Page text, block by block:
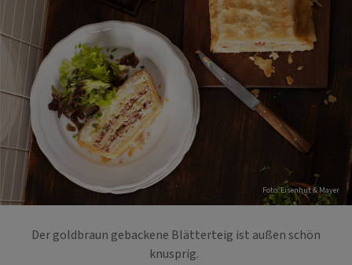
Foto: Eisenhut & Mayer
Der goldbraun gebackene Blätterteig ist außen schön
knusprig.